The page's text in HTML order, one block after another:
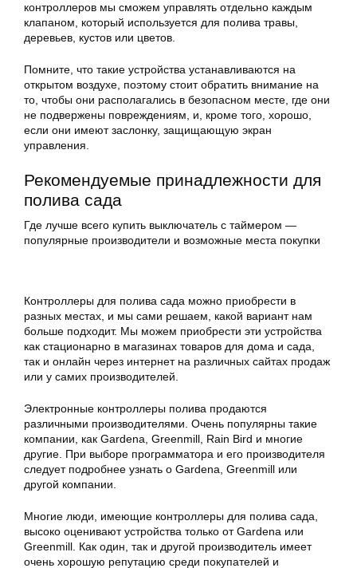
контроллеров мы сможем управлять отдельно каждым
клапаном, который используется для полива травы,
деревьев, кустов или цветов.
Помните, что такие устройства устанавливаются на
открытом воздухе, поэтому стоит обратить внимание на
то, чтобы они располагались в безопасном месте, где они
не подвержены повреждениям, и, кроме того, хорошо,
если они имеют заслонку, защищающую экран
управления.
Рекомендуемые принадлежности для
полива сада
Где лучше всего купить выключатель с таймером —
популярные производители и возможные места покупки
Контроллеры для полива сада можно приобрести в
разных местах, и мы сами решаем, какой вариант нам
больше подходит. Мы можем приобрести эти устройства
как стационарно в магазинах товаров для дома и сада,
так и онлайн через интернет на различных сайтах продаж
или у самих производителей.
Электронные контроллеры полива продаются
различными производителями. Очень популярны такие
компании, как Gardena, Greenmill, Rain Bird и многие
другие. При выборе программатора и его производителя
следует подробнее узнать о Gardena, Greenmill или
другой компании.
Многие люди, имеющие контроллеры для полива сада,
высоко оценивают устройства только от Gardena или
Greenmill. Как один, так и другой производитель имеет
очень хорошую репутацию среди покупателей и